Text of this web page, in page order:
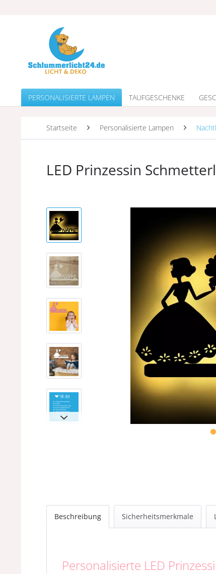
PERSONALISIERTE LAMPEN TAUFGESCHENKE
Startseite Personalisierte Lampen
LED Prinzessin
Beschreibung Sicherheitsmerkmale
Personalisierte LED